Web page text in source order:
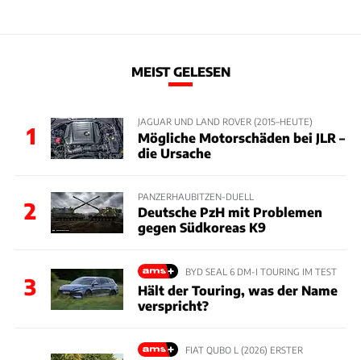
MEIST GELESEN
1
JAGUAR UND LAND ROVER (2015–HEUTE)
Mögliche Motorschäden bei JLR –
die Ursache
2
PANZERHAUBITZEN-DUELL
Deutsche PzH mit Problemen
gegen Südkoreas K9
3
BYD SEAL 6 DM-I TOURING IM TEST
Hält der Touring, was der Name
verspricht?
FIAT QUBO L (2026) ERSTER